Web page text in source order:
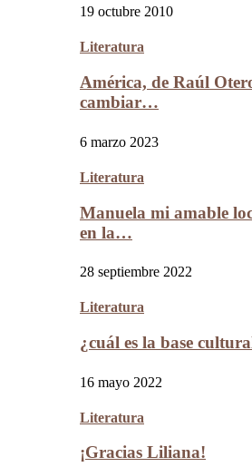
19 octubre 2010
Literatura
América, de Raúl
cambiar…
6 marzo 2023
Literatura
Manuela mi amable
en la…
28 septiembre 2022
Literatura
¿cuál es la base
16 mayo 2022
Literatura
¡Gracias Liliana!